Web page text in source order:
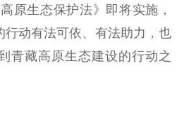
原生态保护法》即将实施，
行动有法可依、有法助力，也
青藏高原生态建设的行动之